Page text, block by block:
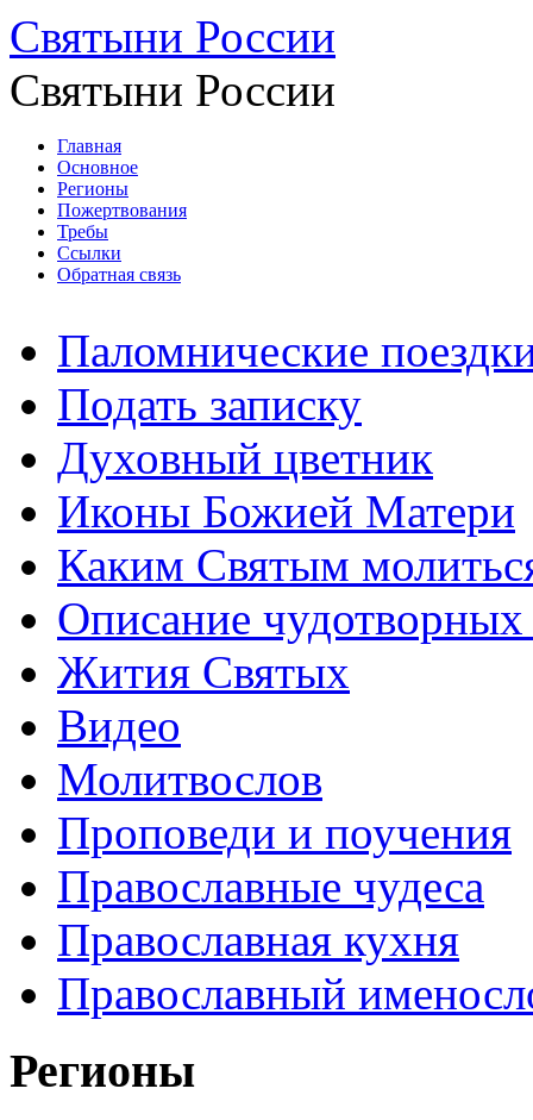
Святыни России
Святыни России
Главная
Основное
Регионы
Пожертвования
Требы
Ссылки
Обратная связь
Паломнические
Подать записку
Духовный цветник
Иконы Божией Матери
Каким Святым
Описание
Жития Святых
Видео
Молитвослов
Проповеди и поучения
Православные чудеса
Православная кухня
Православный
Регионы